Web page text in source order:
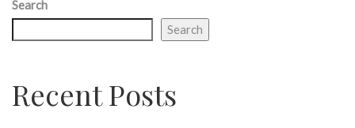
Search
Search
Recent Posts